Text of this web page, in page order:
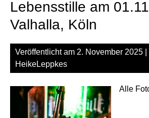
Lebensstille am
Valhalla, Köln
Veröffentlicht am 2. November 2025
HeikeLeppkes
Alle